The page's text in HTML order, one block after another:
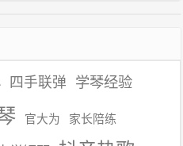
四手联弹 学琴经验
官大为 家长陪练